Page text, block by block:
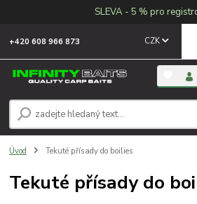
SLEVA - 5 % pro
CZK
+420 608 966 873
Úvod Tekuté přísady do boilies
Tekuté přísady do